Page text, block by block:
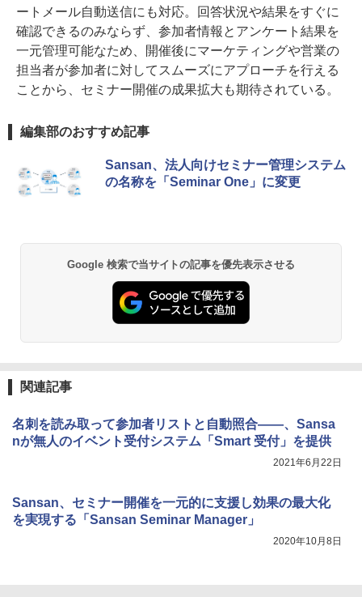
ートメール自動送信にも対応。回答状況や結果をすぐに
確認できるのみならず、参加者情報とアンケート結果を
一元管理可能なため、開催後にマーケティングや営業の
担当者が参加者に対してスムーズにアプローチを行える
ことから、セミナー開催の成果拡大も期待されている。
編集部のおすすめ記事
Sansan、法人向けセミナー管理システム
の名称を「Seminar One」に変更
Google 検索で当サイトの記事を優先表示させる
関連記事
名刺を読み取って参加者リストと自動照合――、Sansa
nが無人のイベント受付システム「Smart 受付」を提供
2021年6月22日
Sansan、セミナー開催を一元的に支援し効果の最大化
を実現する「Sansan Seminar Manager」
2020年10月8日